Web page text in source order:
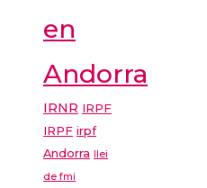
en
Andorra
IRNR IRPF
IRPF irpf
Andorra llei
de fmi